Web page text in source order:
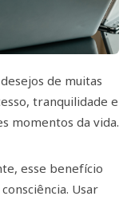
de muitas
tranquilidade e
momentos da vida.
esse benefício
Usar